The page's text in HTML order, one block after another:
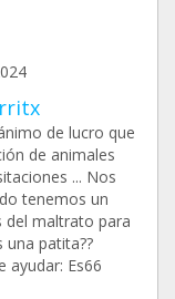
de lucro que
de animales
... Nos
tenemos un
del maltrato para
una patita??
ayudar: Es66